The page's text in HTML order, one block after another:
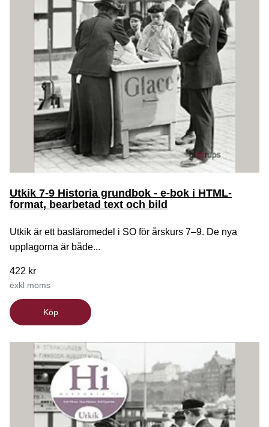
Utkik 7-9 Historia grundbok - e-bok i HTML-
format, bearbetad text och bild
Utkik är ett basläromedel i SO för årskurs 7–9. De nya
upplagorna är både...
422 kr
exkl moms
Köp